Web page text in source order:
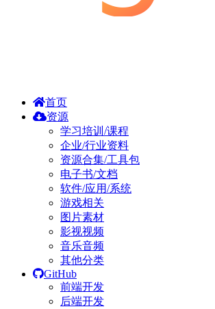
首页
资源
学习培训/课程
企业/行业资料
资源合集/工具包
电子书/文档
软件/应用/系统
游戏相关
图片素材
影视视频
音乐音频
其他分类
GitHub
前端开发
后端开发